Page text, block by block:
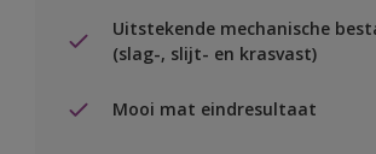
Uitstekende mechanische
(slag-, slijt- en krasvast)
Mooi mat eindresultaat